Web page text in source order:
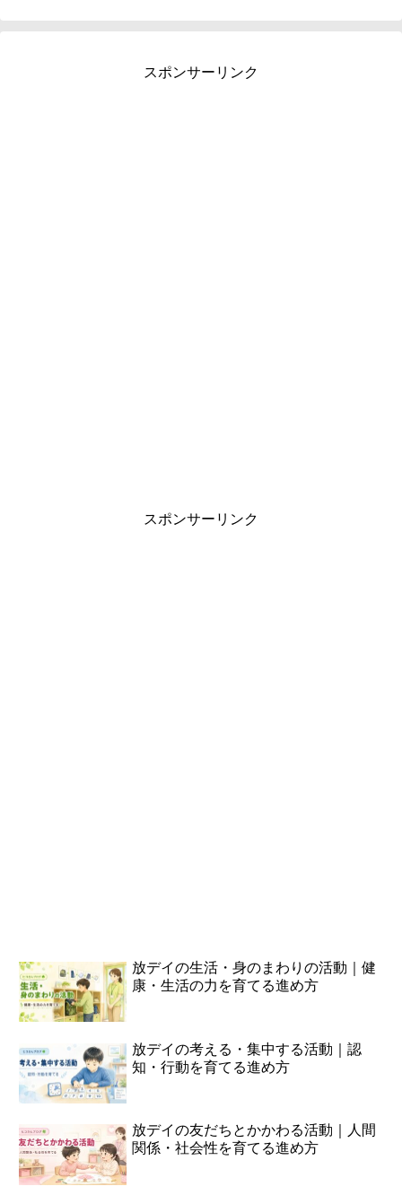
スポンサーリンク
スポンサーリンク
放デイの生活・身のまわりの活動｜健
康・生活の力を育てる進め方
放デイの考える・集中する活動｜認
知・行動を育てる進め方
放デイの友だちとかかわる活動｜人間
関係・社会性を育てる進め方